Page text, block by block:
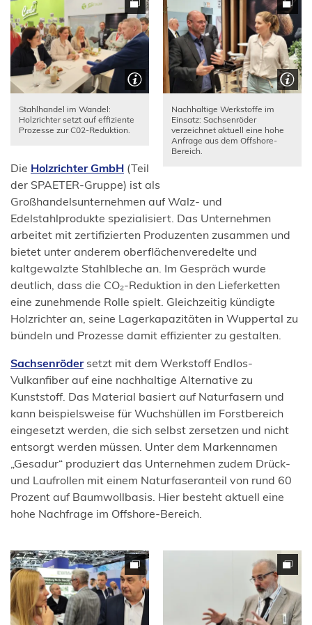
Stahlhandel im Wandel:
Holzrichter setzt auf effiziente
Prozesse zur C02-Reduktion.
Nachhaltige Werkstoffe im
Einsatz: Sachsenröder
verzeichnet aktuell eine hohe
Anfrage aus dem Offshore-
Bereich.
Die Holzrichter GmbH
(Öffnet
einem
neuen
Tab)
(Teil
der SPAETER-Gruppe) ist als
Großhandelsunternehmen auf Walz- und
Edelstahlprodukte spezialisiert. Das Unternehmen
arbeitet mit zertifizierten Produzenten zusammen und
bietet unter anderem oberflächenveredelte und
kaltgewalzte Stahlbleche an. Im Gespräch wurde
deutlich, dass die CO₂-Reduktion in den Lieferketten
eine zunehmende Rolle spielt. Gleichzeitig kündigte
Holzrichter an, seine Lagerkapazitäten in Wuppertal zu
bündeln und Prozesse damit effizienter zu gestalten.
Sachsenröder
(Öffnet
einem
neuen
Tab)
setzt mit dem Werkstoff Endlos-
Vulkanfiber auf eine nachhaltige Alternative zu
Kunststoff. Das Material basiert auf Naturfasern und
kann beispielsweise für Wuchshüllen im Forstbereich
eingesetzt werden, die sich selbst zersetzen und nicht
entsorgt werden müssen. Unter dem Markennamen
„Gesadur“ produziert das Unternehmen zudem Drück-
und Laufrollen mit einem Naturfaseranteil von rund 60
Prozent auf Baumwollbasis. Hier besteht aktuell eine
hohe Nachfrage im Offshore-Bereich.